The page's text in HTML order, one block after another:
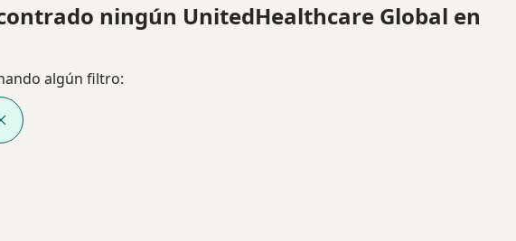
ningún UnitedHealthcare Global en
algún filtro: